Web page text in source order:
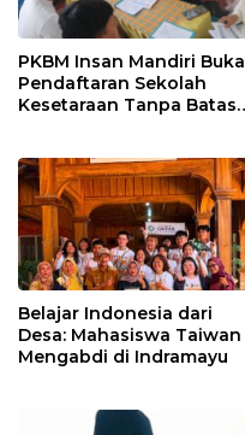
PKBM Insan Mandiri Buka
Pendaftaran Sekolah
Kesetaraan Tanpa Batas
Belajar Indonesia dari
Desa: Mahasiswa Taiwan
Mengabdi di Indramayu